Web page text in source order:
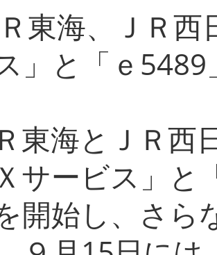
東海、ＪＲ
」と「ｅ
東海とＪＲ西
Ｘサービス」
開始し、さら